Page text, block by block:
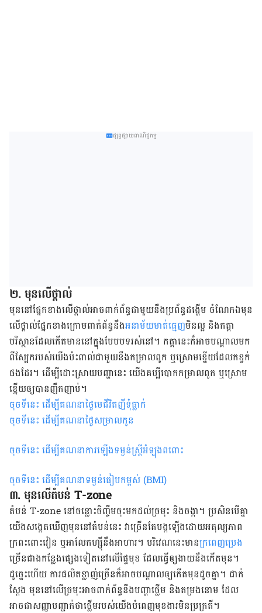
ផ្សព្វផ្សាយពាណិជ្ជកម្ម
២. មុន​លើ​ថ្ពាល់
មុន​នៅ​ផ្នែក​ខាង​លើ​ថ្ពាល់​​អាច​ពាក់ព័ន្ធ​ជាមួយ​នឹង​ប្រព័ន្ធ​ដង្ហើម​ ចំណែក​ឯ​​មុន​​
លើ​ថ្ពាល់​ផ្នែក​ខាង​ក្រោម​ពាក់ព័ន្ធ​នឹង​​អនាម័យ​មាត់​ធ្មេញ​​មិន​ល្អ​ និង​កត្តា​
បរិស្ថាន​ដែល​កើត​មាន​នៅ​ក្នុង​បែបបទ​រស់នៅ​។ កត្តា​នេះ​ក៏​អាច​​បណ្ដាល​មក​
ពី​ស្បែក​របស់​យើង​ប៉ះពាល់​ជាមួយ​នឹង​កម្រាល​ពូក​ ឬ​ស្រោម​​ខ្នើយ​ដែល​កខ្វក់​
ផង​ដែរ។​ ដើម្បី​ដោះស្រាយ​បញ្ហា​នេះ​ យើង​គប្បី​បោក​កម្រាល​ពូក​ ឬ​ស្រោម​
ខ្នើយ​ឲ្យ​បាន​ញឹកញាប់​។
ចុចទីនេះ ដើម្បី​គណនាថ្ងៃមេជីវិតញីទុំធ្លាក់
ចុចទីនេះ ដើម្បីគណនាថ្ងៃសម្រាលកូន
ចុចទីនេះ ដើម្បីគណនាការឡើងទម្ងន់ស្ត្រីអំឡុងពពោះ
ចុចទីនេះ ដើម្បីគណនាទម្ងន់ធៀបកម្ពស់ (BMI)
៣. មុន​​លើ​តំបន់​ T-zone
​​​តំបន់​ T-zone នៅ​ចន្លោះ​ចិញ្ចឹម​ចុះ​មក​ដល់​ច្រមុះ​ និង​ចង្កា​។​ ​ប្រសិនបើ​​គ្នា​
យើង​​សង្កេត​ឃើញ​មុន​នៅ​តំបន់​នេះ​ ​វា​ច្រើន​តែ​បង្ក​ឡើង​ដោយ​អតុល្យភាព​
ក្រពះ​ពោះវៀន​ ឬ​អាលែកហ្ស៊ី​នឹង​អាហារ​។​ បរិវេណ​នេះ​​​មាន​ក្រពេញ​​ប្រេង
ច្រើន​ជាង​កន្លែង​ផ្សេង​ទៀត​នៅ​លើ​ផ្ទៃ​មុខ ដែល​ធ្វើ​ឲ្យ​​ងាយ​នឹង​កើត​មុន​។​
ដូច្នេះ​ហើយ​ ការ​ផលិត​ខ្លាញ់​ច្រើន​ក៏​អាច​បណ្ដាល​ឲ្យ​កើត​មុន​ដូច​គ្នា​។ ជាក់​
ស្ដែង​ មុន​នៅ​លើ​ច្រមុះ​អាច​ពាក់ព័ន្ធ​នឹង​បញ្ហា​ថ្លើម​ និង​តម្រង​នោម​ ដែល​
អាច​ជា​សញ្ញា​បញ្ជាក់​​ថា​ថ្លើម​​របស់​យើង​បំពេញ​មុខ​ងារ​មិន​ប្រក្រតី​​។